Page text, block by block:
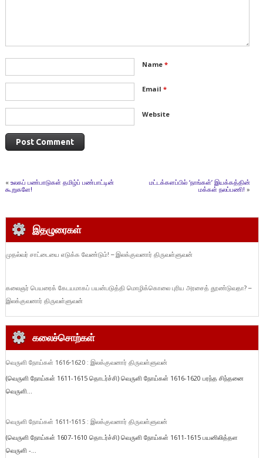
Name *
Email *
Website
« உலகப் பண்பாடுகள் தமிழ்ப் பண்பாட்டின்
கூறுகளே!
மட்டக்களப்பில் ‘நாங்கள்’ இயக்கத்தின்
மக்கள் நலப்பணி! »
இதழுரைகள்
முதல்வர் சாட்டையை எடுக்க வேண்டும்! – இலக்குவனார் திருவள்ளுவன்
கலைஞர் பெயரைக் கேடயமாகப் பயன்படுத்தி மொழிக்கொலை புரிய அரசைத் தூண்டுவதா? –
இலக்குவனார் திருவள்ளுவன்
கலைச்சொற்கள்
வெருளி நோய்கள் 1616-1620 : இலக்குவனார் திருவள்ளுவன்
(வெருளி நோய்கள் 1611-1615 தொடர்ச்சி) வெருளி நோய்கள் 1616-1620 பரந்த சிந்தனை
வெருளி...
வெருளி நோய்கள் 1611-1615 : இலக்குவனார் திருவள்ளுவன்
(வெருளி நோய்கள் 1607-1610 தொடர்ச்சி) வெருளி நோய்கள் 1611-1615 பயனிலித்தள
வெருளி -...